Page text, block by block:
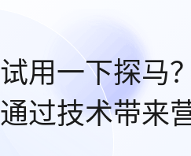
试用一下探马
通过技术带来